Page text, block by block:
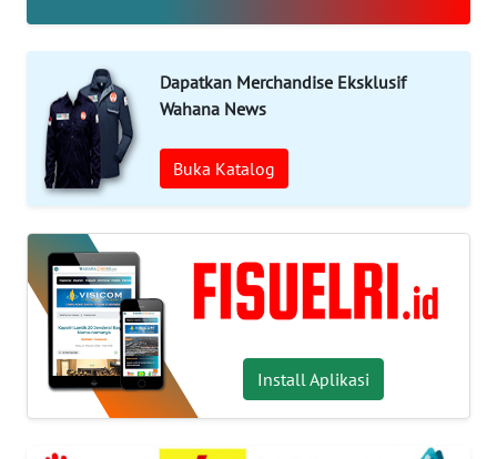
Dapatkan Merchandise Eksklusif
Wahana News
Buka Katalog
Install Aplikasi
WAHANA
INFRASTRUKTUR
WAHANA
TANI
WAHANA
TRAVEL
WAHANA
SPORT
UMKM